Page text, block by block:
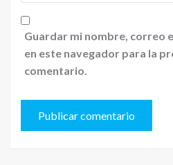
Guardar mi nombre, correo
en este navegador para la
comentario.